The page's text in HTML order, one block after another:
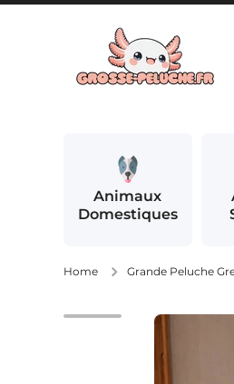
Animaux
Domestiques
Home Grande Peluche
Passer